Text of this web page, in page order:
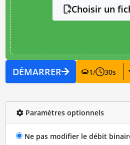
Choisir un
DÉMARRER 1/ 30s
Paramètres optionnels
Ne pas modifier le débit